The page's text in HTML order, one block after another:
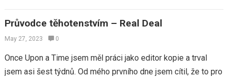
Průvodce těhotenstvím – Real Deal
May 27, 2023 0
Once Upon a Time jsem měl práci jako editor kopie a trval
jsem asi šest týdnů. Od mého prvního dne jsem cítil, že to pro